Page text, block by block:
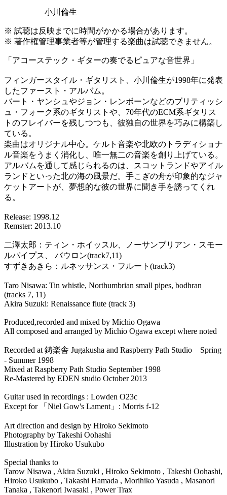
小川倫生
※ 試聴は反映までに時間がかかる場合があります。
※ 著作権管理事業者等が管理する楽曲は試聴できません。
「アコーステック・ギターの奏でるピュアな音世界」
フィンガースタイル・ギタリスト、小川倫生が1998年に発表
したファースト・アルバム。
バート・ヤンシュやジョン・レンボーンなどのブリティッシ
ュ・フォーク系のギタリストや、70年代のECM系ギタリス
トのフレイバーを残しつつも、彼独自の世界を巧みに構築し
ている。
楽曲はオリジナル中心。ケルト音楽や北欧のトラディショナ
ル音楽をうまく消化し、唯一無二の音楽を創り上げている。
アルバムを通して感じられるのは、スコットランドやアイル
ランドといった北の海の風景だ。手こぎの舟が印象的なジャ
ケットアートが、夢想的な彼の世界に聞き手を誘ってくれ
る。
Release: 1998.12
Remster: 2013.10
二澤太郎：ティン・ホイッスル、ノーサンブリアン・スモー
ルパイプス、 バウロン(track7,11)
すずきあきら：ルネッサンス・フルート(track3)
Taro Nisawa: Tin whistle, Northumbrian small pipes, bodhran
(tracks 7, 11)
Akira Suzuki: Renaissance flute (track 3)
Produced,recorded and mixed by Michio Ogawa
All composed and arranged by Michio Ogawa except where noted
Recorded at 鋳楽舎 Jugakusha and Raspberry Path Studio Spring
- Summer 1998
Mixed at Raspberry Path Studio September 1998
Re-Mastered by EDEN studio October 2013
Guitar used in recordings : Lowden O23c
Except for 「Niel Gow's Lament」: Morris f-12
Art direction and design by Hiroko Sekimoto
Photography by Takeshi Oohashi
Illustration by Hiroko Usukubo
Special thanks to
Tarow Nisawa , Akira Suzuki , Hiroko Sekimoto , Takeshi Oohashi,
Hiroko Usukubo , Takashi Hamada , Morihiko Yasuda , Masanori
Tanaka , Takenori Iwasaki , Power Trax